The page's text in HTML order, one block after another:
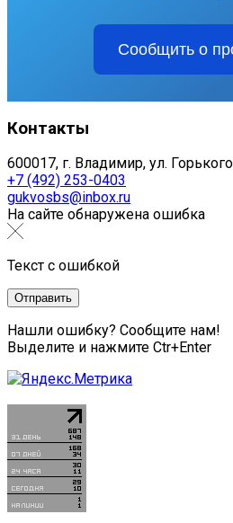
Сообщить о
Контакты
600017, г. Владимир, ул.
+7 (492) 253-0403
gukvosbs@inbox.ru
На сайте обнаружена ошибка
Текст с ошибкой
Нашли ошибку? Сообщите нам!
Выделите и нажмите Ctr+Enter